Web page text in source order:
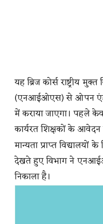
यह ब्रिज कोर्स राष्ट्रीय
(एनआईओएस) से ओपन एंड
में कराया जाएगा। पहले
कार्यरत शिक्षकों के
मान्यता प्राप्त
देखते हुए विभाग ने
निकाला है।